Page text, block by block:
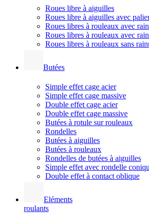
Roues libre à aiguilles
Roues libre à aiguilles avec
Roues libres à rouleaux avec
Roues libres à rouleaux avec
Roues libres à rouleaux sans
Butées
Simple effet cage acier
Simple effet cage massive
Double effet cage acier
Double effet cage massive
Butées à rotule sur rouleaux
Rondelles
Butées à aiguilles
Butées à rouleaux
Rondelles de butées à aiguilles
Simple effet avec rondelle
Double effet à contact oblique
Eléments
roulants